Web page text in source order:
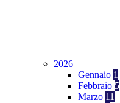
2026
Gennaio 1
Febbraio 5
Marzo 11